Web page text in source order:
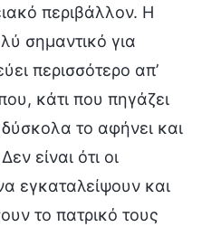
περιβάλλον. Η
σημαντικό για
περισσότερο απ’
κάτι που πηγάζει
το αφήνει και
είναι ότι οι
εγκαταλείψουν και
το πατρικό τους